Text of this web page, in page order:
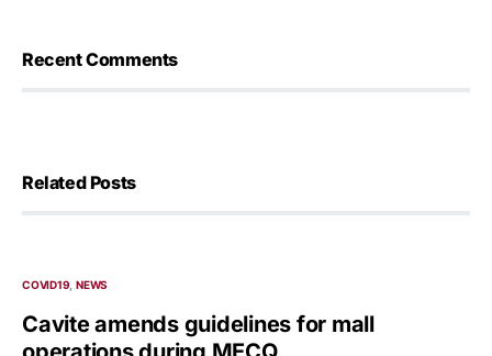
Recent Comments
Related Posts
COVID19 NEWS
Cavite amends guidelines for mall